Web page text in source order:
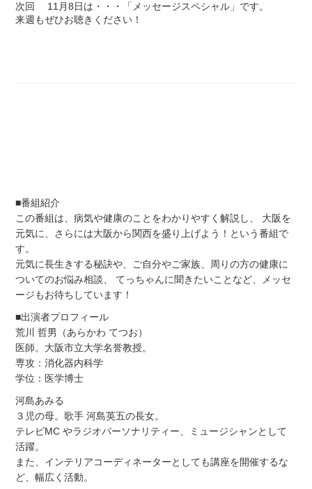
次回 11月8日は・・・「メッセージスペシャル」です。
来週もぜひお聴きください！
■番組紹介
この番組は、病気や健康のことをわかりやすく解説し、 大阪を
元気に、さらには大阪から関西を盛り上げよう！という番組で
す。
元気に長生きする秘訣や、ご自分やご家族、周りの方の健康に
ついてのお悩み相談、 てっちゃんに聞きたいことなど、メッセ
ージもお待ちしています！
■出演者プロフィール
荒川 哲男（あらかわ てつお）
医師。大阪市立大学名誉教授。
専攻：消化器内科学
学位：医学博士
河島あみる
３児の母。歌手 河島英五の長女。
テレビMC やラジオパーソナリティー、ミュージシャンとして
活躍。
また、インテリアコーディネーターとしても講座を開催するな
ど、幅広く活動。